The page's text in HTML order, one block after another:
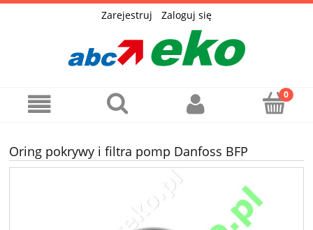
Zarejestruj Zaloguj się
Oring pokrywy i filtra pomp Danfoss BFP